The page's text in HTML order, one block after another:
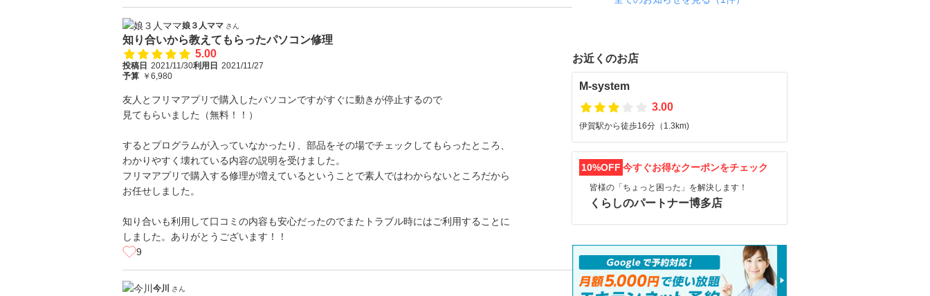
娘３人ママ さん
知り合いから教えてもらったパソコン修理
5.00
投稿日 2021/11/30利用日 2021/11/27
予算 ￥6,980
友人とフリマアプリで購入したパソコンですがすぐに動きが停止するので
見てもらいました（無料！！）
するとプログラムが入っていなかったり、部品をその場でチェックしてもらったところ、
わかりやすく壊れている内容の説明を受けました。
フリマアプリで購入する修理が増えているということで素人ではわからないところだから
お任せしました。
知り合いも利用して口コミの内容も安心だったのでまたトラブル時にはご利用することに
しました。ありがとうございます！！
9
今川 さん
お近くのお店
M-system
3.00
伊賀駅から徒歩16分（1.3km)
10%OFF 今すぐお得なクーポンをチェック
皆様の「ちょっと困った」を解決します！
くらしのパートナー博多店